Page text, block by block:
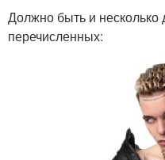
Должно быть и несколько
перечисленных: